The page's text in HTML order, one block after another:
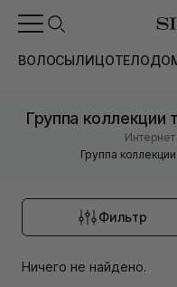
ВОЛОСЫЛИЦОТЕЛО
Группа коллекции
Группа
Фильтр
Ничего не найдено.